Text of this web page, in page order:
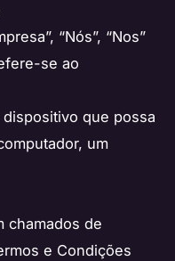
“Nós”, “Nos”
se ao
que possa
um
chamados de
e Condições